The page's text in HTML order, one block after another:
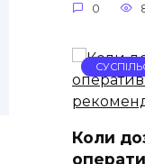
0
Коли